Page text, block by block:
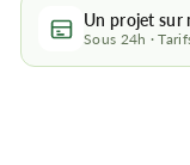
Un projet sur
Sous 24h ·